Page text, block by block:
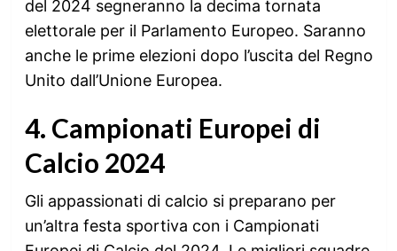
del 2024 segneranno la decima tornata
elettorale per il Parlamento Europeo. Saranno
anche le prime elezioni dopo l’uscita del Regno
Unito dall’Unione Europea.
4. Campionati Europei di
Calcio 2024
Gli appassionati di calcio si preparano per
un’altra festa sportiva con i Campionati